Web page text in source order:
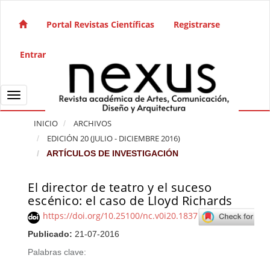
Navegación principal
Barra lateral
Portal Revistas Científicas Registrarse
Entrar
Toggle navigation
INICIO
ARCHIVOS
EDICIÓN 20 (JULIO - DICIEMBRE 2016)
ARTÍCULOS DE INVESTIGACIÓN
El director de teatro y el suceso
escénico: el caso de Lloyd Richards
https://doi.org/10.25100/nc.v0i20.1837
Publicado: 21-07-2016
Palabras clave:
Barra lateral del artículo